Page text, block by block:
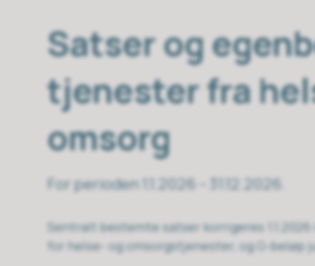
Satser og
tjenester fra
omsorg
For perioden 1.1.2026 – 31.12.2026.
Sentralt bestemte satser korrigeres
for helse- og omsorgstjenester, og G-beløp